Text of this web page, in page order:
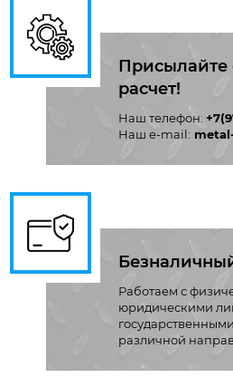
Присылайте
расчет!
Наш телефон:
Наш e-mail:
Работаем с
юридическими
различной